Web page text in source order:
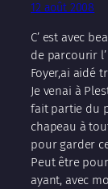
12 août 2008
C’ est avec
de parcourir
Foyer,ai aidé
Je venai à
fait partie du
chapeau à
pour garder
Peut être
ayant, avec